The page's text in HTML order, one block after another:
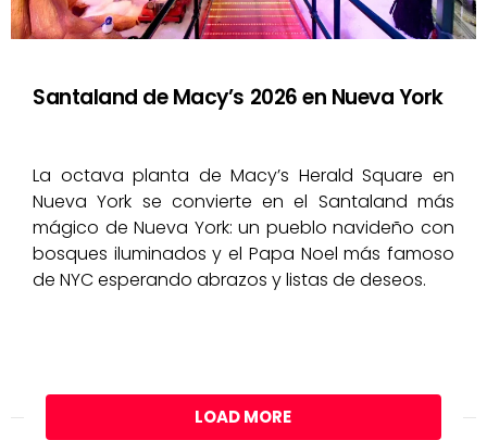
Santaland de Macy’s 2026 en Nueva York
La octava planta de Macy’s Herald Square en
Nueva York se convierte en el Santaland más
mágico de Nueva York: un pueblo navideño con
bosques iluminados y el Papa Noel más famoso
de NYC esperando abrazos y listas de deseos.
LOAD MORE